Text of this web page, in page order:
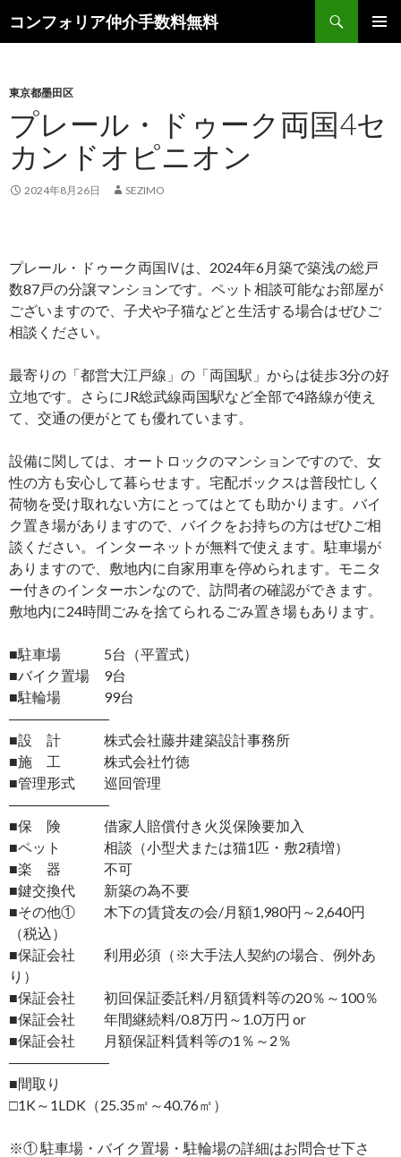
コンフォリア仲介手数料無料
索
ン
ス
キ
ッ
東京都墨田区
プレール・ドゥーク両国4セ
カンドオピニオン
2024年8月26日 SEZIMO
プレール・ドゥーク両国Ⅳは、2024年6月築で築浅の総戸
数87戸の分譲マンションです。ペット相談可能なお部屋が
ございますので、子犬や子猫などと生活する場合はぜひご
相談ください。
最寄りの「都営大江戸線」の「両国駅」からは徒歩3分の好
立地です。さらにJR総武線両国駅など全部で4路線が使え
て、交通の便がとても優れています。
設備に関しては、オートロックのマンションですので、女
性の方も安心して暮らせます。宅配ボックスは普段忙しく
荷物を受け取れない方にとってはとても助かります。バイ
ク置き場がありますので、バイクをお持ちの方はぜひご相
談ください。インターネットが無料で使えます。駐車場が
ありますので、敷地内に自家用車を停められます。モニタ
ー付きのインターホンなので、訪問者の確認ができます。
敷地内に24時間ごみを捨てられるごみ置き場もあります。
■駐車場 5台（平置式）
■バイク置場 9台
■駐輪場 99台
―――――――
■設 計 株式会社藤井建築設計事務所
■施 工 株式会社竹徳
■管理形式 巡回管理
―――――――
■保 険 借家人賠償付き火災保険要加入
■ペット 相談（小型犬または猫1匹・敷2積増）
■楽 器 不可
■鍵交換代 新築の為不要
■その他① 木下の賃貸友の会/月額1,980円～2,640円
（税込）
■保証会社 利用必須（※大手法人契約の場合、例外あ
り）
■保証会社 初回保証委託料/月額賃料等の20％～100％
■保証会社 年間継続料/0.8万円～1.0万円 or
■保証会社 月額保証料賃料等の1％～2％
―――――――
■間取り
□1K～1LDK（25.35㎡～40.76㎡）
※① 駐車場・バイク置場・駐輪場の詳細はお問合せ下さ